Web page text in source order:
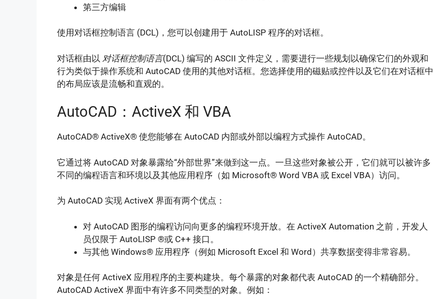
第三方编辑
使用对话框控制语言 (DCL)，您可以创建用于 AutoLISP 程序的对话框。
对话框由以 对话框控制语言(DCL) 编写的 ASCII 文件定义，需要进行一些规划以确保它们的外观和
行为类似于操作系统和 AutoCAD 使用的其他对话框。您选择使用的磁贴或控件以及它们在对话框中
的布局应该是流畅和直观的。
AutoCAD：ActiveX 和 VBA
AutoCAD® ActiveX® 使您能够在 AutoCAD 内部或外部以编程方式操作 AutoCAD。
它通过将 AutoCAD 对象暴露给“外部世界”来做到这一点。一旦这些对象被公开，它们就可以被许多
不同的编程语言和环境以及其他应用程序（如 Microsoft® Word VBA 或 Excel VBA）访问。
为 AutoCAD 实现 ActiveX 界面有两个优点：
对 AutoCAD 图形的编程访问向更多的编程环境开放。在 ActiveX Automation 之前，开发人
员仅限于 AutoLISP ®或 C++ 接口。
与其他 Windows® 应用程序（例如 Microsoft Excel 和 Word）共享数据变得非常容易。
对象是任何 ActiveX 应用程序的主要构建块。每个暴露的对象都代表 AutoCAD 的一个精确部分。
AutoCAD ActiveX 界面中有许多不同类型的对象。例如：